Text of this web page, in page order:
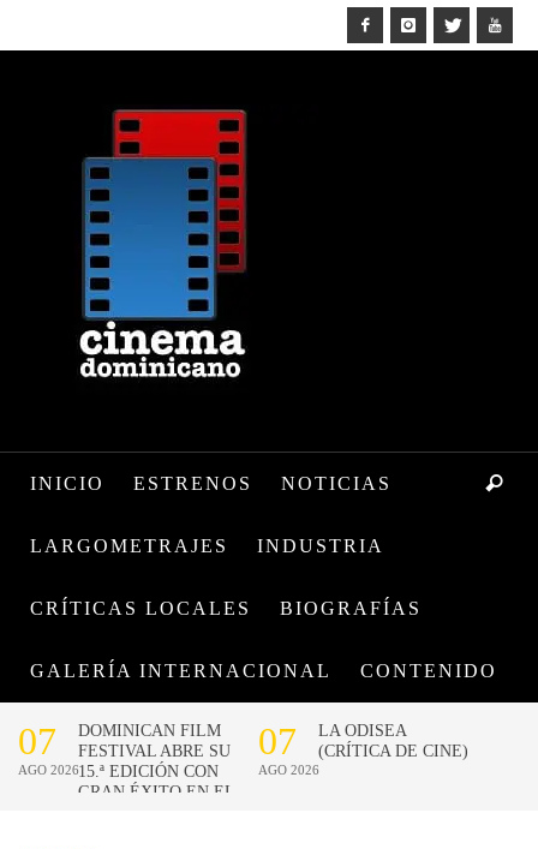
INICIO ESTRENOS NOTICIAS
LARGOMETRAJES INDUSTRIA
CRÍTICAS LOCALES BIOGRAFÍAS
GALERÍA INTERNACIONAL CONTENIDO